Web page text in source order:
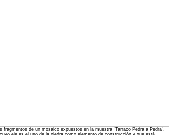
fragmentos de un mosaico expuestos en la muestra "Tarraco Pedra a Pedra",